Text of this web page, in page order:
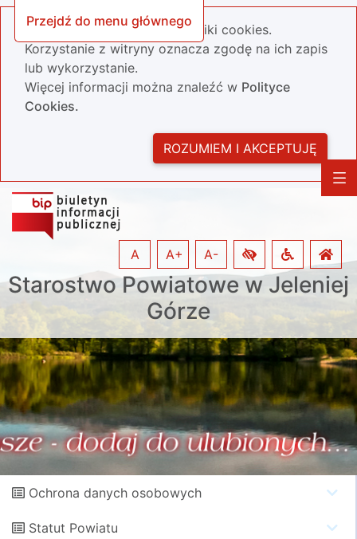
Przejdź do menu głównego
Nasza strona wykorzystuje pliki cookies.
Korzystanie z witryny oznacza zgodę na ich zapis
lub wykorzystanie.
Więcej informacji można znaleźć w Polityce
Cookies.
ROZUMIEM I AKCEPTUJĘ
Starostwo Powiatowe w Jeleniej
Górze
A A+ A-
Ochrona danych osobowych
Statut Powiatu